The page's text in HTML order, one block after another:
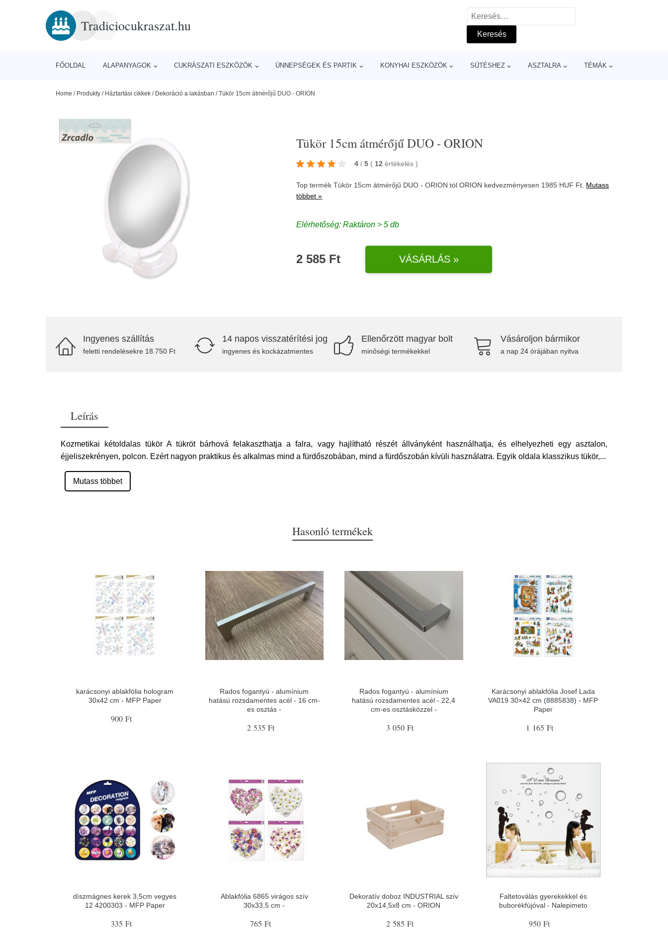
Tradiciocukraszat.hu
Keresés:
FŐOLDAL ALAPANYAGOK CUKRÁSZATI ESZKÖZÖK ÜNNEPSÉGEK ÉS PARTIK KONYHAI ESZKÖZÖK SÜTÉSHEZ ASZTALRA TÉMÁK
Home / Produkty / Háztartási cikkek / Dekoráció a lakásban /Tükör 15cm átmérőjű DUO - ORION
Tükör 15cm átmérőjű DUO - ORION
4 / 5 ( 12 értékelés)
Top termék Tükör 15cm átmérőjű DUO - ORION tólORION kedvezményesen 1985 HUF Ft. Mutass
többet »
Elérhetőség: Raktáron > 5 db
2 585 Ft VÁSÁRLÁS »
Ingyenes szállítás
feletti rendelésekre 18.750 Ft
14 napos visszatérítési jog
ingyenes és kockázatmentes
Ellenőrzött magyar bolt
minőségi termékekkel
Vásároljon bármikor
a nap 24 órájában nyitva
Leírás
Kozmetikai kétoldalas tükör A tükröt bárhová felakaszthatja a falra, vagy hajlítható részét állványként használhatja, és elhelyezheti egy asztalon,
éjjeliszekrényen, polcon. Ezért nagyon praktikus és alkalmas mind a fürdőszobában, mind a fürdőszobán kívüli használatra. Egyik oldala klasszikus tükör,...
Mutass többet
Hasonló termékek
karácsonyi ablakfólia hologram
30x42 cm - MFP Paper
900 Ft
Rados fogantyú - alumínium
hatású rozsdamentes acél - 16 cm-
es osztás -
2 535 Ft
Rados fogantyú - alumínium
hatású rozsdamentes acél - 22,4
cm-es osztásközzel -
3 050 Ft
Karácsonyi ablakfólia Josef Lada
VA019 30×42 cm (8885838) - MFP
Paper
1 165 Ft
díszmágnes kerek 3,5cm vegyes
12 4200303 - MFP Paper
335 Ft
Ablakfólia 6865 virágos szív
30x33,5 cm -
765 Ft
Dekoratív doboz INDUSTRIAL szív
20x14,5x8 cm - ORION
2 585 Ft
Faltetoválás gyerekekkel és
buborékfújóval - Nalepimeto
950 Ft